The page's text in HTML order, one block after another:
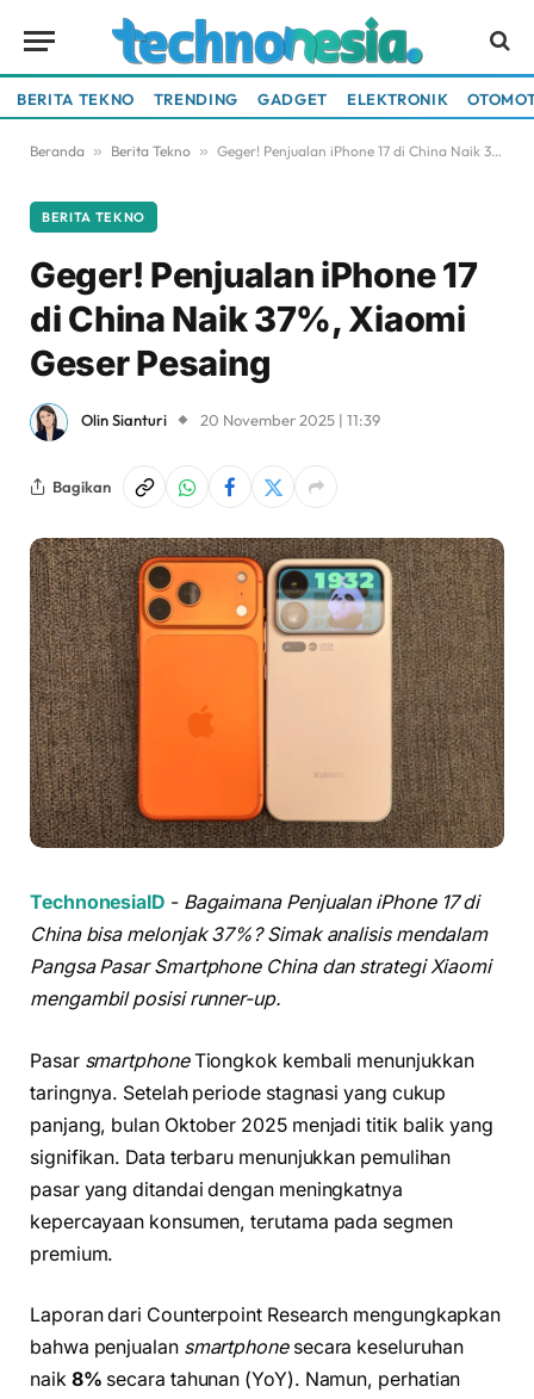
BERITA TEKNO TRENDING GADGET ELEKTRONIK
Beranda » Berita Tekno » Geger! Penjualan iPhone 17 di China Naik 37%, Xiaomi Geser Pesaing
BERITA TEKNO
Geger! Penjualan iPhone 17
di China Naik 37%, Xiaomi
Geser Pesaing
Olin Sianturi 20 November 2025 | 11:39
Bagikan
TechnonesiaID - Bagaimana Penjualan iPhone 17 di
China bisa melonjak 37%? Simak analisis mendalam
Pangsa Pasar Smartphone China dan strategi Xiaomi
mengambil posisi runner-up.
Pasar smartphoneTiongkok kembali menunjukkan
taringnya. Setelah periode stagnasi yang cukup
panjang, bulan Oktober 2025 menjadi titik balik yang
signifikan. Data terbaru menunjukkan pemulihan
pasar yang ditandai dengan meningkatnya
kepercayaan konsumen, terutama pada segmen
premium.
Laporan dari Counterpoint Research mengungkapkan
bahwa penjualan smartphonesecara keseluruhan
naik 8% secara tahunan (YoY). Namun, perhatian